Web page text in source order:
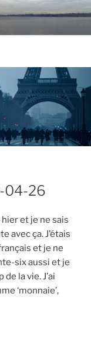
04-26
et je ne sais
avec ça. J’étais
et je ne
six aussi et je
la vie. J’ai
‘monnaie’,